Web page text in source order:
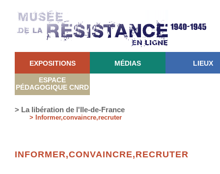
EXPOSITIONS MÉDIAS LIEUX
ESPACE
PÉDAGOGIQUE CNRD
> La libération de l'Ile-de-France
> Informer,convaincre,recruter
INFORMER,CONVAINCRE,RECRUTER